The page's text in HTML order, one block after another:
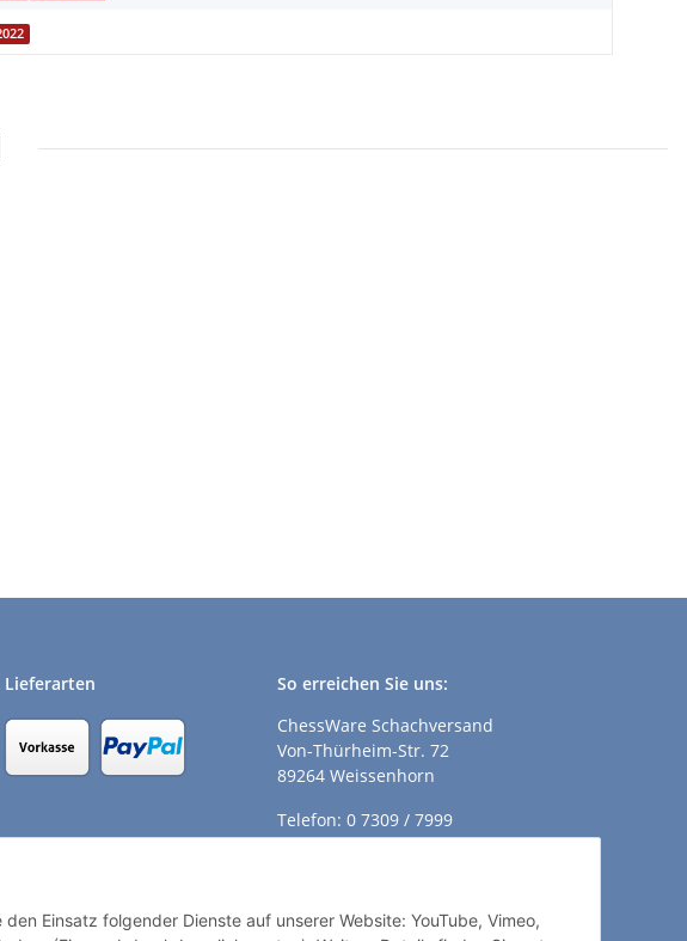
Einsatz folgender Dienste auf unserer Website: YouTube, Vimeo,
Lieferarten
So erreichen Sie uns:
ChessWare Schachversand
Von-Thürheim-Str. 72
89264 Weissenhorn
Telefon: 0 7309 / 7999